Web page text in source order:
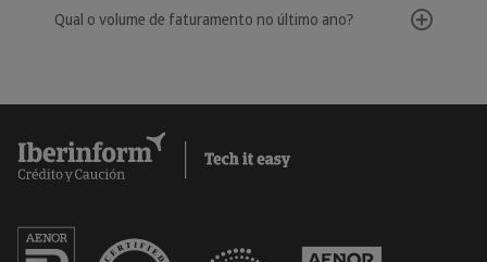
Qual o volume de faturamento no último ano?